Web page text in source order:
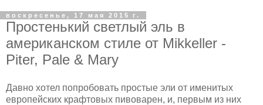
воскресенье, 17 мая 2015 г.
Простенький светлый эль в
американском стиле от Mikkeller -
Piter, Pale & Mary
Давно хотел попробовать простые эли от именитых
европейских крафтовых пивоварен, и, первым из них